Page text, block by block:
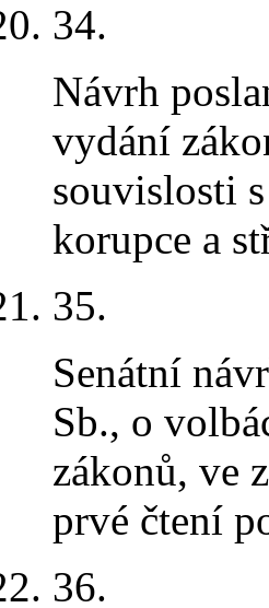
34.
Návrh
vydání
souvislosti
korupce a
35.
Senátní
Sb., o
zákonů, ve
prvé čtení
36.